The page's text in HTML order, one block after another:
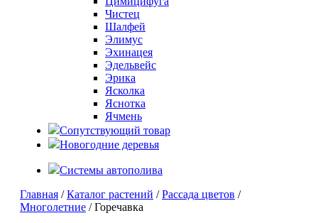
Чистец
Шалфей
Элимус
Эхинацея
Эдельвейс
Эрика
Ясколка
Яснотка
Ячмень
Сопутствующий товар
Новогодние деревья
Системы автополива
Главная /Каталог растений /Рассада цветов /
Многолетние / Горечавка